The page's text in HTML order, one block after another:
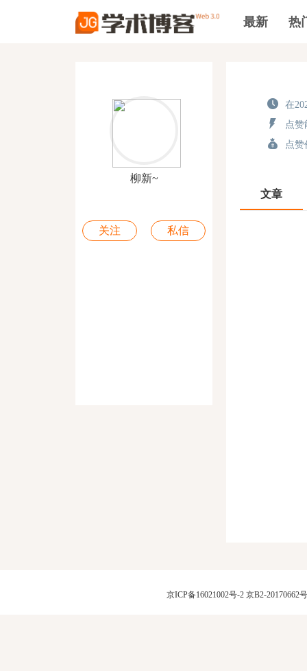
最新 热
柳新~
关注 私信
在
点赞
点赞
文章
京ICP备16021002号-2京B2-20170662